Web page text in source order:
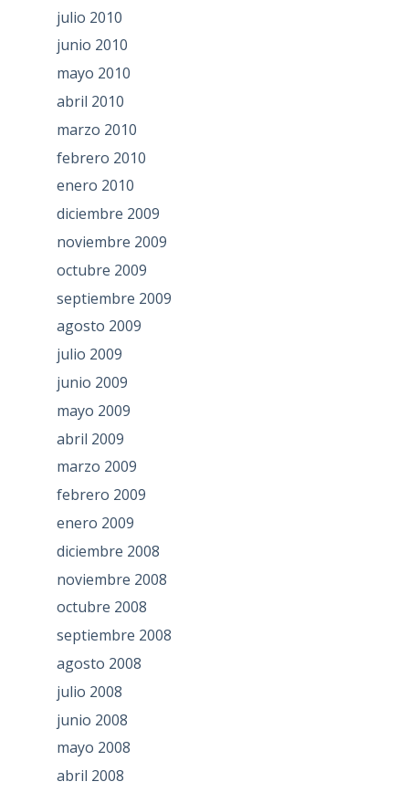
julio 2010
junio 2010
mayo 2010
abril 2010
marzo 2010
febrero 2010
enero 2010
diciembre 2009
noviembre 2009
octubre 2009
septiembre 2009
agosto 2009
julio 2009
junio 2009
mayo 2009
abril 2009
marzo 2009
febrero 2009
enero 2009
diciembre 2008
noviembre 2008
octubre 2008
septiembre 2008
agosto 2008
julio 2008
junio 2008
mayo 2008
abril 2008